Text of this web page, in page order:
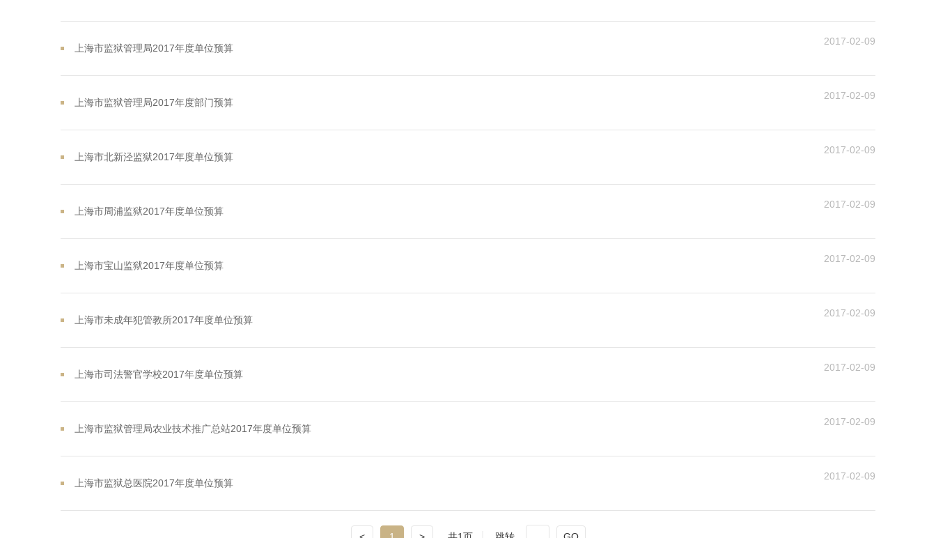
上海市监狱管理局2017年度单位预算
2017-02-09
上海市监狱管理局2017年度部门预算
2017-02-09
上海市北新泾监狱2017年度单位预算
2017-02-09
上海市周浦监狱2017年度单位预算
2017-02-09
上海市宝山监狱2017年度单位预算
2017-02-09
上海市未成年犯管教所2017年度单位预算
2017-02-09
上海市司法警官学校2017年度单位预算
2017-02-09
上海市监狱管理局农业技术推广总站2017年度单位预算
2017-02-09
上海市监狱总医院2017年度单位预算
2017-02-09